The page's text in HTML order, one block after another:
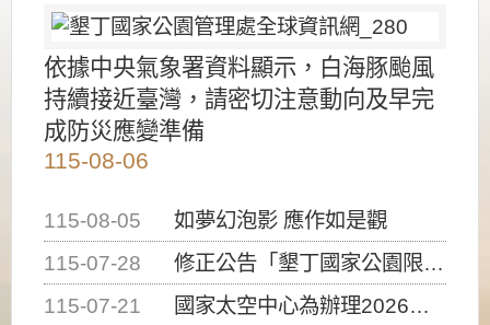
依據中央氣象署資料顯示，白海豚颱風
持續接近臺灣，請密切注意動向及早完
成防災應變準備
115-08-06
115-08-05
如夢幻泡影 應作如是觀
115-07-28
修正公告「墾丁國家公園限制水域遊憩活動之種類、範圍、時間及行為」，自即日生效。
115-07-21
國家太空中心為辦理2026台灣盃火箭競賽，陸、海、空域警戒及協調相關事宜，因颱風備案事宜